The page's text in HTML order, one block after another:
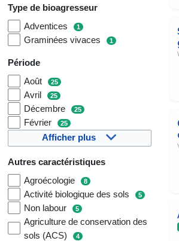
Type de bioagresseur
Adventices
1
Graminées vivaces 1
Période
Août
25
Avril 25
Décembre 25
Février 25
Afficher plus
Autres caractéristiques
Agroécologie
8
Activité biologique des sols 5
Non labour 5
Agriculture de conservation des
sols (ACS)
4